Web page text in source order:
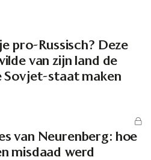
pro-Russisch? Deze
van zijn land de
Sovjet-staat maken
van Neurenberg: hoe
misdaad werd